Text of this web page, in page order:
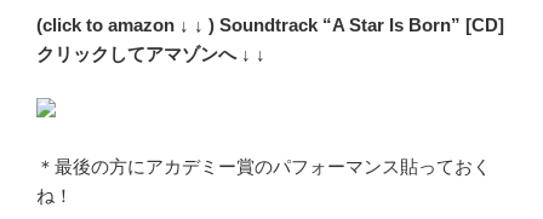
(click to amazon ↓ ↓ ) Soundtrack “A Star Is Born” [CD]
クリックしてアマゾンへ ↓ ↓
＊最後の方にアカデミー賞のパフォーマンス貼っておく
ね！